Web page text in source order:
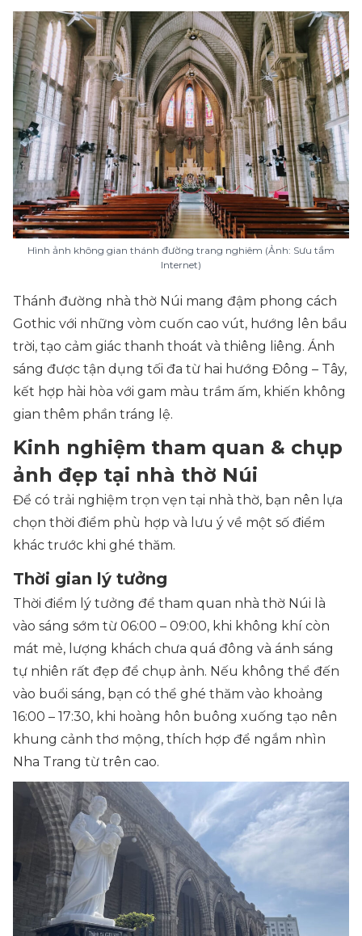
Hình ảnh không gian thánh đường trang nghiêm (Ảnh: Sưu tầm
Internet)
Thánh đường nhà thờ Núi mang đậm phong cách
Gothic với những vòm cuốn cao vút, hướng lên bầu
trời, tạo cảm giác thanh thoát và thiêng liêng. Ánh
sáng được tận dụng tối đa từ hai hướng Đông – Tây,
kết hợp hài hòa với gam màu trầm ấm, khiến không
gian thêm phần tráng lệ.
Kinh nghiệm tham quan & chụp
ảnh đẹp tại nhà thờ Núi
Để có trải nghiệm trọn vẹn tại nhà thờ, bạn nên lựa
chọn thời điểm phù hợp và lưu ý về một số điểm
khác trước khi ghé thăm.
Thời gian lý tưởng
Thời điểm lý tưởng để tham quan nhà thờ Núi là
vào sáng sớm từ 06:00 – 09:00, khi không khí còn
mát mẻ, lượng khách chưa quá đông và ánh sáng
tự nhiên rất đẹp để chụp ảnh. Nếu không thể đến
vào buổi sáng, bạn có thể ghé thăm vào khoảng
16:00 – 17:30, khi hoàng hôn buông xuống tạo nên
khung cảnh thơ mộng, thích hợp để ngắm nhìn
Nha Trang từ trên cao.